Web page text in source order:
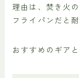
理由は、焚き火
フライパンだと
おすすめのギア